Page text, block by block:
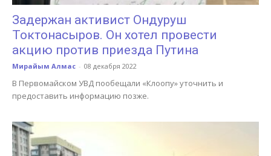
Задержан активист Ондуруш
Токтонасыров. Он хотел провести
акцию против приезда Путина
Мирайым Алмас - 08 декабря 2022
В Первомайском УВД пообещали «Клоопу» уточнить и
предоставить информацию позже.